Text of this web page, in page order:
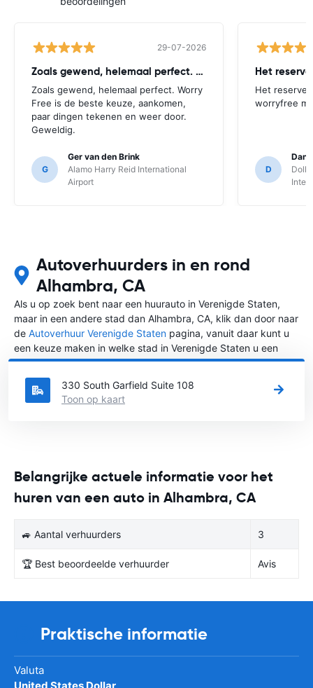
29-07-2026
Zoals gewend, helemaal perfect. Worry
Zoals gewend, helemaal perfect. Worry
Free is de beste keuze, aankomen,
paar dingen tekenen en weer door.
Geweldig.
G
Ger van den Brink
Alamo Harry Reid International
Airport
Het
Het
worryfree
D
Autoverhuurders in en rond
Alhambra, CA
Als u op zoek bent naar een huurauto in Verenigde Staten,
maar in een andere stad dan Alhambra, CA, klik dan door naar
de Autoverhuur Verenigde Staten pagina, vanuit daar kunt u
een keuze maken in welke stad in Verenigde Staten u een
auto huren wilt.
330 South Garfield Suite 108
Toon op kaart
Belangrijke actuele informatie voor het
huren van een auto in Alhambra, CA
🚙 Aantal verhuurders 3
🏆 Best beoordeelde verhuurder Avis
Praktische informatie
Valuta